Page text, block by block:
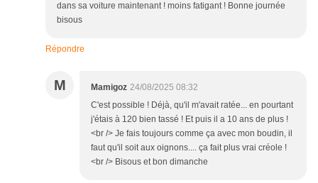
dans sa voiture maintenant ! moins fatigant ! Bonne journée
bisous
Répondre
M Mamigoz 24/08/2025 08:32
C'est possible ! Déjà, qu'il m'avait ratée... en pourtant
j'étais à 120 bien tassé ! Et puis il a 10 ans de plus !
<br /> Je fais toujours comme ça avec mon boudin, il
faut qu'il soit aux oignons.... ça fait plus vrai créole !
<br /> Bisous et bon dimanche